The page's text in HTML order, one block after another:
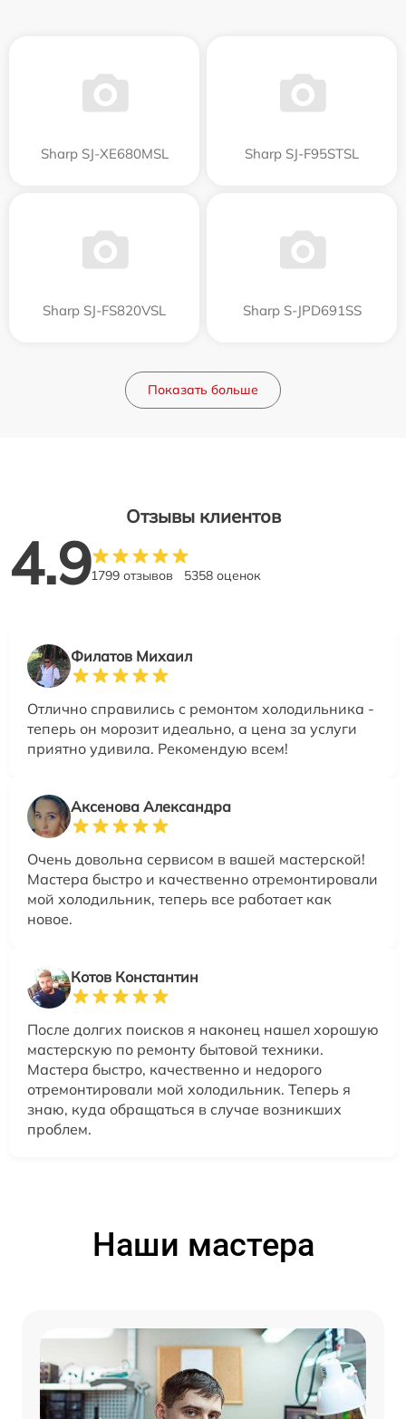
Sharp SJ-XE680MSL Sharp SJ-F95STSL
Sharp SJ-FS820VSL Sharp S-JPD691SS
Показать больше
Отзывы клиентов
4.91799 отзывов 5358 оценок
Филатов Михаил
Отлично справились с ремонтом холодильника -
теперь он морозит идеально, а цена за услуги
приятно удивила. Рекомендую всем!
Аксенова Александра
Очень довольна сервисом в вашей мастерской!
Мастера быстро и качественно отремонтировали
мой холодильник, теперь все работает как
новое.
Котов Константин
После долгих поисков я наконец нашел хорошую
мастерскую по ремонту бытовой техники.
Мастера быстро, качественно и недорого
отремонтировали мой холодильник. Теперь я
знаю, куда обращаться в случае возникших
проблем.
Наши мастера